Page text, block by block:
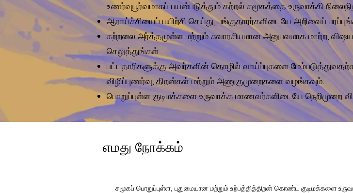
உணர்வுபூர்வமாகப் பயன்படுத்தும் கற்றல் சமூகத்தை உருவாக்கி
ஆராய்ச்சியைப் பயிற்சி செய்து, பங்குதாரர்களிடையே அறிவைப்
கற்றலை அர்த்தமுள்ள மற்றும் சுவாரசியமான அனுபவமாக மாற்ற,
செலுத்துங்கள்
பட்டதாரிகளுக்கு அவர்களின் தொழில் வாய்ப்புகளை
விழிப்புணர்வு, திறன்கள் மற்றும் அணுகுமுறைகளை வழங்கவும்.
பொறுப்புள்ள குடிமக்களை உருவாக்க மாணவர்களிடையே நெறிமுறை
எமது நோக்கம்
சமூகப் பொறுப்புள்ள, புதுமையான மற்றும் உற்பத்தித்திறன் கொண்ட குடிமக்களை